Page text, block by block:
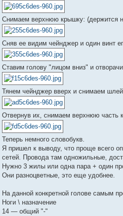
Снимаем верхнюю крышку: (держится
Сняв ее видим чейнджер и один винт
Ставим голову "лицом вниз" и
Тянем чейнджер вверх и снимаем
Отвернув их, снимаем верхнюю часть
Теперь немного словобукв.
Я пришел к выводу, что проще всего
сетей. Провода там одножильные,
Нужно 3 жилы или одна пара + один
Они разноцветные, это еще удобнее.
На данной конкретной голове самым
Ноги \ назначение
14 — общий "-"